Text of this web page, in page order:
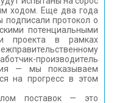
ходом. Еще два года
протокол о
потенциальными
проекта в рамках
производитель
— мы показываем
на прогресс в этом
поставок — это